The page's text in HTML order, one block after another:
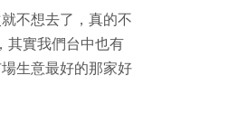
不想去了，真的不
其實我們台中也有
生意最好的那家好